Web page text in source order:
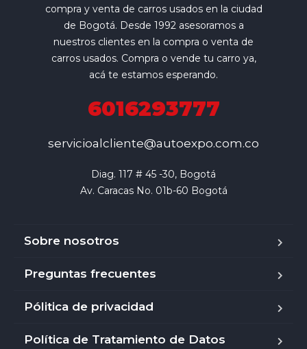
compra y venta de carros usados en la ciudad
de Bogotá. Desde 1992 asesoramos a
nuestros clientes en la compra o venta de
carros usados. Compra o vende tu carro ya,
acá te estamos esperando.
6016293777
servicioalcliente@autoexpo.com.co
Diag. 117 # 45 -30, Bogotá
Av. Caracas No. 01b-60 Bogotá
Sobre nosotros
Preguntas frecuentes
Pólitica de privacidad
Política de Tratamiento de Datos